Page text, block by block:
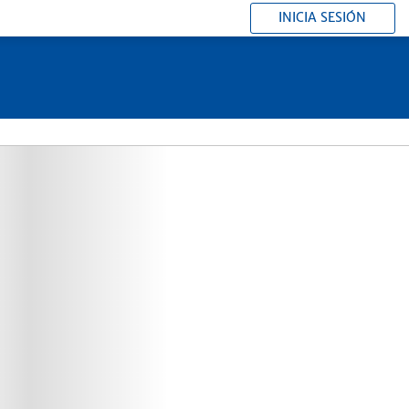
INICIA SESIÓN